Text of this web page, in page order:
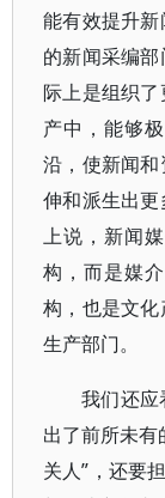
能有效提升
的新闻采编
际上是组织
产中，能够
沿，使新闻
伸和派生出
上说，新闻
构，而是媒
构，也是文
生产部门。
我们还应
出了前所未有
关人”，还要